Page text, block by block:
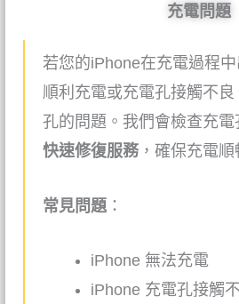
充電問題
若您的iPhone在充電過程
順利充電或充電孔接觸不
孔的問題。我們會檢查充
快速修復服務 ，確保充電順
常見問題 ：
iPhone 無法充電
iPhone 充電孔接觸